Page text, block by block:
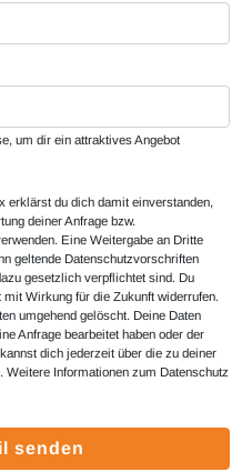
um dir ein attraktives Angebot
erklärst du dich damit einverstanden,
deiner Anfrage bzw.
Eine Weitergabe an Dritte
geltende Datenschutzvorschriften
gesetzlich verpflichtet sind. Du
Wirkung für die Zukunft widerrufen.
umgehend gelöscht. Deine Daten
Anfrage bearbeitet haben oder der
dich jederzeit über die zu deiner
Informationen zum Datenschutz
senden